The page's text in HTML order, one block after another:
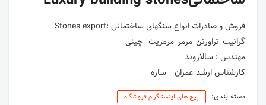
کارشناس ارشد عمران _ سازه
دسته بندی: پیج های اینستاگرام فروشگاه